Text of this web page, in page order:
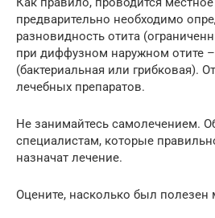
предварительно необходимо
разновидность отита
при диффузном наружном отите –
(бактериальная или грибковая).
лечебных препаратов.
Не занимайтесь самолечением.
специалистам, которые
назначат лечение.
Оцените, насколько был полезен